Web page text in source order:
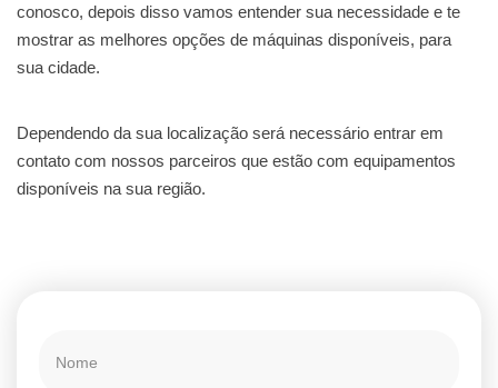
conosco, depois disso vamos entender sua necessidade e te
mostrar as melhores opções de máquinas disponíveis, para
sua cidade.
Dependendo da sua localização será necessário entrar em
contato com nossos parceiros que estão com equipamentos
disponíveis na sua região.